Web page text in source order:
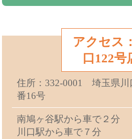
アクセス
口122号
住所：332-0001 埼玉県川
番16号
南鳩ヶ谷駅から車で２分
川口駅から車で７分